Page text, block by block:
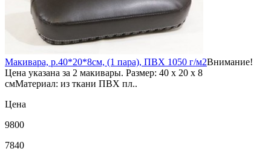
Макивара, р.40*20*8см, (1 пара), ПВХ 1050 г/м2Внимание!
Цена указана за 2 макивары. Размер: 40 х 20 х 8
смМатериал: из ткани ПВХ пл..
Цена
9800
7840